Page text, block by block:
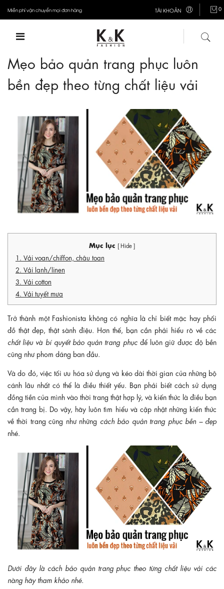
Miễn phí vận chuyển mọi đơn hàng TÀI KHOẢN 0
Mẹo bảo quản trang phục luôn
bền đẹp theo từng chất liệu vải
Mục lục [ Hide ]
1. Vải voan/chiffon, châu toan
2. Vải lanh/linen
3. Vải cotton
4. Vải tuyết mưa
Trở thành một Fashionista không có nghĩa là chỉ biết mặc hay phối
đồ thật đẹp, thật sành điệu. Hơn thế, bạn cần phải hiểu rõ về các
chất liệu và bí quyết bảo quản trang phụcđể luôn giữ được độ bền
cũng như phom dáng ban đầu.
Và do đó, việc tối ưu hóa sử dụng và kéo dài thời gian của những bộ
cánh lâu nhất có thể là điều thiết yếu. Bạn phải biết cách sử dụng
đồng tiền của mình vào thời trang thật hợp lý, và kiến thức là điều bạn
cần trang bị. Do vậy, hãy luôn tìm hiểu và cập nhật những kiến thức
về thời trang cũng như những cách bảo quản trang phục bền – đẹp
nhé.
Dưới đây là cách bảo quản trang phục theo từng chất liệu vải các
nàng hãy tham khảo nhé.